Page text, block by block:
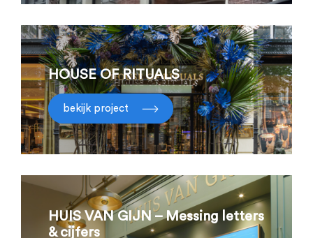
HOUSE OF RITUALS
bekijk project
HUIS VAN GIJN – Messing letters
& cijfers